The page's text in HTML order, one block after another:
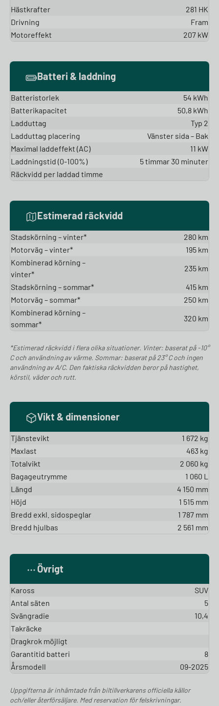
Hästkrafter
281 HK
Drivning
Fram
Motoreffekt
207 kW
Batteri & laddning
Batteristorlek
54 kWh
Batterikapacitet
50,8 kWh
Ladduttag
Typ 2
Ladduttag placering
Vänster sida – Bak
Maximal laddeffekt (AC)
11 kW
Laddningstid (0-100%)
5 timmar 30 minuter
Räckvidd per laddad timme
Estimerad räckvidd
Stadskörning – vinter*
280 km
Motorväg – vinter*
195 km
Kombinerad körning –
vinter*
235 km
Stadskörning – sommar*
415 km
Motorväg – sommar*
250 km
Kombinerad körning –
sommar*
320 km
*Estimerad räckvidd i flera olika situationer. Vinter: baserat på -10°
C och användning av värme. Sommar: baserat på 23° C och ingen
användning av A/C. Den faktiska räckvidden beror på hastighet,
körstil, väder och rutt.
Vikt & dimensioner
Tjänstevikt
1 672 kg
Maxlast
463 kg
Totalvikt
2 060 kg
Bagageutrymme
1 060 L
Längd
4 150 mm
Höjd
1 515 mm
Bredd exkl. sidospeglar
1 787 mm
Bredd hjulbas
2 561 mm
Övrigt
Kaross
SUV
Antal säten
5
Svängradie
10,4
Takräcke
Dragkrok möjligt
Garantitid batteri
8
Årsmodell
09-2025
Uppgifterna är inhämtade från biltillverkarens officiella källor
och/eller återförsäljare. Med reservation för felskrivningar.